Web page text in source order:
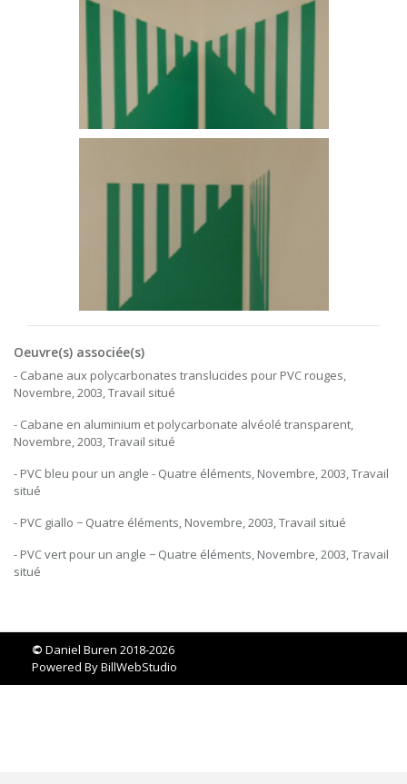
Oeuvre(s) associée(s)
- Cabane aux polycarbonates translucides pour PVC rouges,
Novembre, 2003, Travail situé
- Cabane en aluminium et polycarbonate alvéolé transparent,
Novembre, 2003, Travail situé
- PVC bleu pour un angle - Quatre éléments, Novembre, 2003, Travail
situé
- PVC giallo − Quatre éléments, Novembre, 2003, Travail situé
- PVC vert pour un angle − Quatre éléments, Novembre, 2003, Travail
situé
© Daniel Buren 2018-2026
Powered ByBillWebStudio